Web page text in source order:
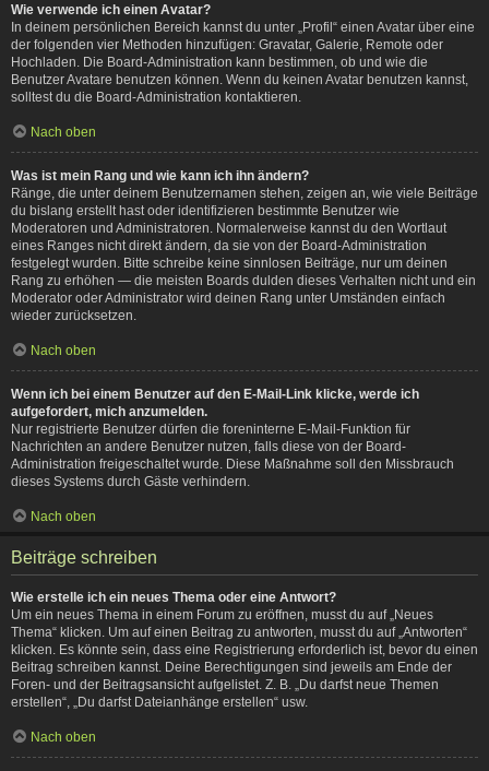
Wie verwende ich einen Avatar?
In deinem persönlichen Bereich kannst du unter „Profil“ einen Avatar über eine
der folgenden vier Methoden hinzufügen: Gravatar, Galerie, Remote oder
Hochladen. Die Board-Administration kann bestimmen, ob und wie die
Benutzer Avatare benutzen können. Wenn du keinen Avatar benutzen kannst,
solltest du die Board-Administration kontaktieren.
Nach oben
Was ist mein Rang und wie kann ich ihn ändern?
Ränge, die unter deinem Benutzernamen stehen, zeigen an, wie viele Beiträge
du bislang erstellt hast oder identifizieren bestimmte Benutzer wie
Moderatoren und Administratoren. Normalerweise kannst du den Wortlaut
eines Ranges nicht direkt ändern, da sie von der Board-Administration
festgelegt wurden. Bitte schreibe keine sinnlosen Beiträge, nur um deinen
Rang zu erhöhen — die meisten Boards dulden dieses Verhalten nicht und ein
Moderator oder Administrator wird deinen Rang unter Umständen einfach
wieder zurücksetzen.
Nach oben
Wenn ich bei einem Benutzer auf den E-Mail-Link klicke, werde ich
aufgefordert, mich anzumelden.
Nur registrierte Benutzer dürfen die foreninterne E-Mail-Funktion für
Nachrichten an andere Benutzer nutzen, falls diese von der Board-
Administration freigeschaltet wurde. Diese Maßnahme soll den Missbrauch
dieses Systems durch Gäste verhindern.
Nach oben
Beiträge schreiben
Wie erstelle ich ein neues Thema oder eine Antwort?
Um ein neues Thema in einem Forum zu eröffnen, musst du auf „Neues
Thema“ klicken. Um auf einen Beitrag zu antworten, musst du auf „Antworten“
klicken. Es könnte sein, dass eine Registrierung erforderlich ist, bevor du einen
Beitrag schreiben kannst. Deine Berechtigungen sind jeweils am Ende der
Foren- und der Beitragsansicht aufgelistet. Z. B. „Du darfst neue Themen
erstellen“, „Du darfst Dateianhänge erstellen“ usw.
Nach oben